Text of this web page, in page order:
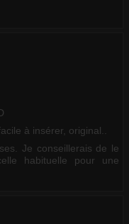
à insérer, original..
Je conseillerais de le
habituelle pour une